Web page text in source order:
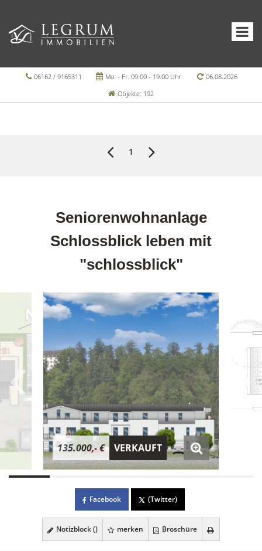
06162 / 9165311 Mo. - Fr. 09.00 - 19.00 Uhr
06.08.2026
Objekte: 192
1
Seniorenwohnanlage
Schlossblick leben mit
"schlossblick"
135.000,- € VERKAUFT
Facebook (Twitter)
Notizblock () merken Broschüre